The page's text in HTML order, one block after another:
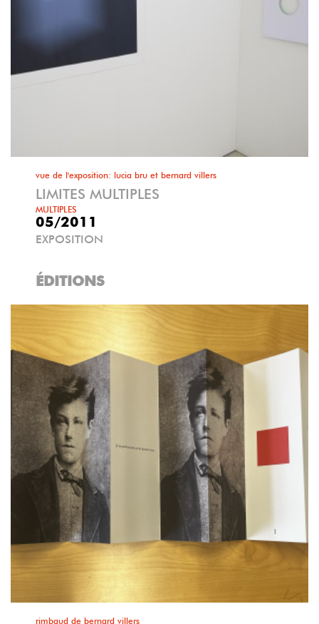
vue de l'exposition: lucia bru et bernard villers
LIMITES MULTIPLES
MULTIPLES
05/2011
EXPOSITION
ÉDITIONS
rimbaud de bernard villers